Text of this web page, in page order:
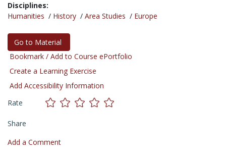
Disciplines:
Humanities / History / Area Studies / Europe
Go to Material
Bookmark / Add to Course ePortfolio
Create a Learning Exercise
Add Accessibility Information
Rate
Share
Add a Comment